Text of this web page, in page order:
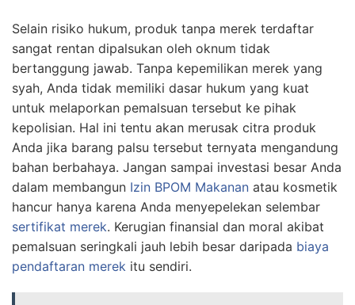
Selain risiko hukum, produk tanpa merek terdaftar
sangat rentan dipalsukan oleh oknum tidak
bertanggung jawab. Tanpa kepemilikan merek yang
syah, Anda tidak memiliki dasar hukum yang kuat
untuk melaporkan pemalsuan tersebut ke pihak
kepolisian. Hal ini tentu akan merusak citra produk
Anda jika barang palsu tersebut ternyata mengandung
bahan berbahaya. Jangan sampai investasi besar Anda
dalam membangun Izin BPOM Makanan atau kosmetik
hancur hanya karena Anda menyepelekan selembar
sertifikat merek. Kerugian finansial dan moral akibat
pemalsuan seringkali jauh lebih besar daripada biaya
pendaftaran merek itu sendiri.